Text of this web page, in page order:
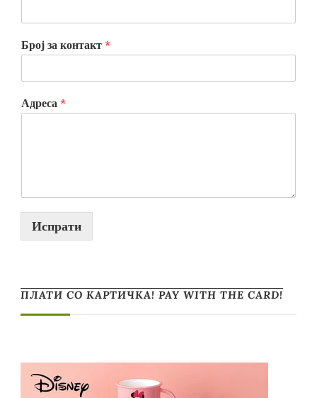
Број за контакт *
Адреса *
Испрати
ПЛАТИ СО КАРТИЧКА! PAY WITH THE CARD!